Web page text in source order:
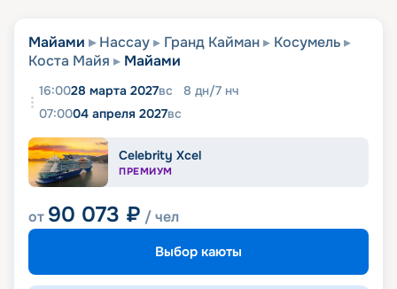
Майами Нассау Гранд Кайман
Косумель
Коста Майя
Майами
16:0028 марта 2027вс 8 дн/7 нч
07:0004 апреля 2027вс
Celebrity Xcel
ПРЕМИУМ
от 90 073 ₽ / чел
Выбор каюты